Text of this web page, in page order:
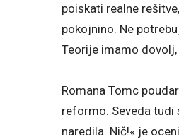
poiskati realne
pokojnino. Ne
Teorije imamo
Romana Tomc
reformo. Seveda tudi
naredila. Nič!« je